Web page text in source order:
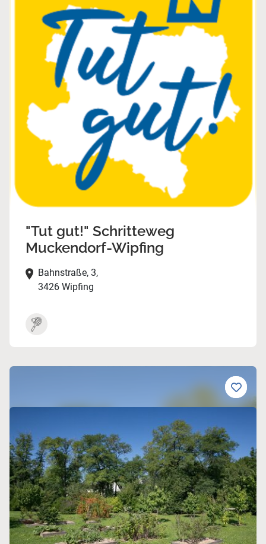
"Tut gut!" Schritteweg
Muckendorf-Wipfing
Bahnstraße, 3,
3426 Wipfing